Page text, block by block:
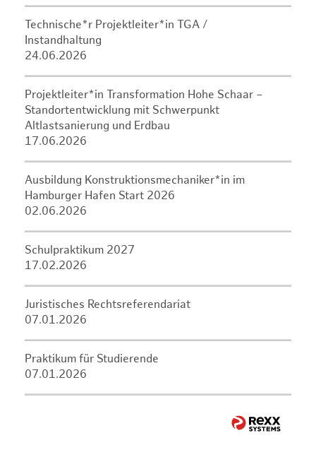
Technische*r Projektleiter*in TGA /
Instandhaltung
24.06.2026
Projektleiter*in Transformation Hohe Schaar –
Standortentwicklung mit Schwerpunkt
Altlastsanierung und Erdbau
17.06.2026
Ausbildung Konstruktionsmechaniker*in im
Hamburger Hafen Start 2026
02.06.2026
Schulpraktikum 2027
17.02.2026
Juristisches Rechtsreferendariat
07.01.2026
Praktikum für Studierende
07.01.2026